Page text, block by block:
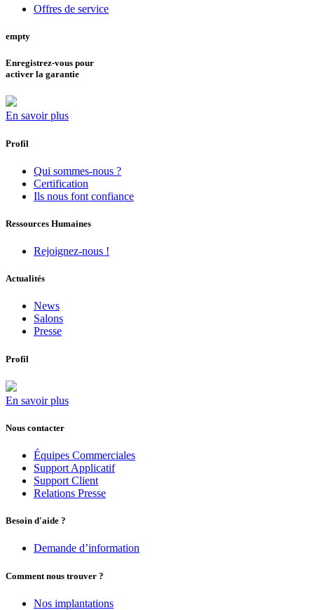
Offres de service
empty
Enregistrez-vous pour
activer la garantie
En savoir plus
Profil
Qui sommes-nous ?
Certification
Ils nous font confiance
Ressources Humaines
Rejoignez-nous !
Actualités
News
Salons
Presse
Profil
En savoir plus
Nous contacter
Équipes Commerciales
Support Applicatif
Support Client
Relations Presse
Besoin d'aide ?
Demande d’information
Comment nous trouver ?
Nos implantations